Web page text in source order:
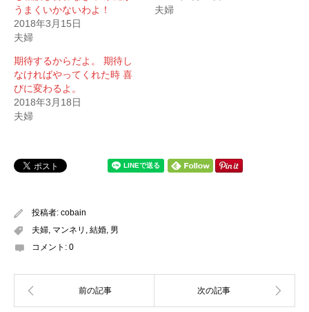
うまくいかないわよ！
2018年3月15日
夫婦
夫婦
期待するからだよ。 期待し
なければやってくれた時 喜
びに変わるよ。
2018年3月18日
夫婦
投稿者: cobain
夫婦, マンネリ , 結婚, 男
コメント: 0